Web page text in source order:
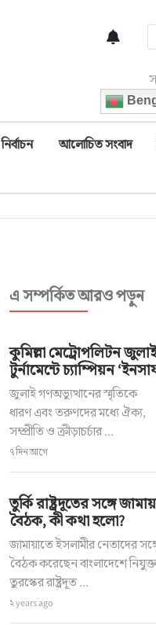
নির্বাচন আলোচিত সংবাদ
এ সম্পর্কিত আরও পড়ুন
কুমিল্লা মেট্রোপলিটন
টুর্নামেন্টে চ্যাম্পিয়ন
জুলাই গণঅভ্যুত্থানের স্মৃতিকে
ধারণ এবং তরুণদের মধ্যে ঐক্য,
সম্প্রীতি ও ক্রীড়াচর্চার ...
৭ দিন আগে
তুর্কি রাষ্ট্রদূতের সঙ্গে
বৈঠক, কী কথা হলো?
জামায়াতে ইসলামীর নেতাদের
বৈঠক করেছেন বাংলাদেশে নিযুক্ত
তুরস্কের রাষ্ট্রদূত ...
২ years ago